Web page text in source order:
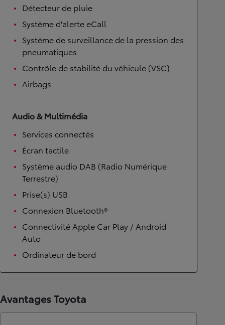
Détecteur de pluie
Système d'alerte eCall
Système de surveillance de la pression des
pneumatiques
Contrôle de stabilité du véhicule (VSC)
Airbags
Audio & Multimédia
Services connectés
Écran tactile
Système audio DAB (Radio Numérique
Terrestre)
Prise(s) USB
Connexion Bluetooth®
Connectivité Apple Car Play / Android
Auto
Ordinateur de bord
Avantages Toyota